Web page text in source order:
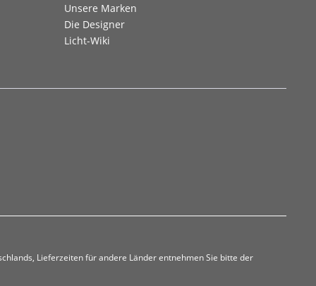
Unsere Marken
Die Designer
Licht-Wiki
Lieferzeiten für andere Länder entnehmen Sie bitte der